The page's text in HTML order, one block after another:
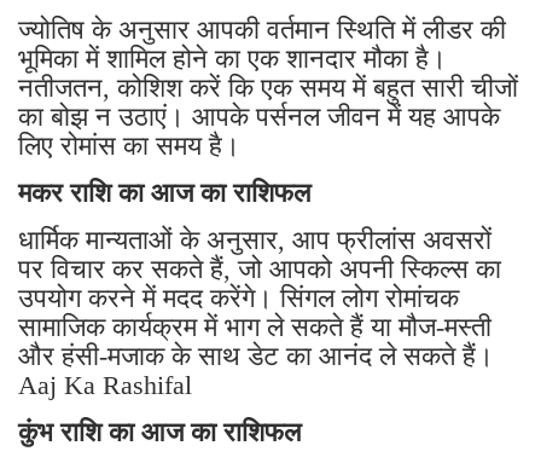
ज्योतिष के अनुसार आपकी वर्तमान स्थिति में लीडर की
भूमिका में शामिल होने का एक शानदार मौका है।
नतीजतन, कोशिश करें कि एक समय में बहुत सारी चीजों
का बोझ न उठाएं। आपके पर्सनल जीवन में यह आपके
लिए रोमांस का समय है।
मकर राशि का आज का राशिफल
धार्मिक मान्यताओं के अनुसार, आप फ्रीलांस अवसरों
पर विचार कर सकते हैं, जो आपको अपनी स्किल्स का
उपयोग करने में मदद करेंगे। सिंगल लोग रोमांचक
सामाजिक कार्यक्रम में भाग ले सकते हैं या मौज-मस्ती
और हंसी-मजाक के साथ डेट का आनंद ले सकते हैं।
Aaj Ka Rashifal
कुंभ राशि का आज का राशिफल